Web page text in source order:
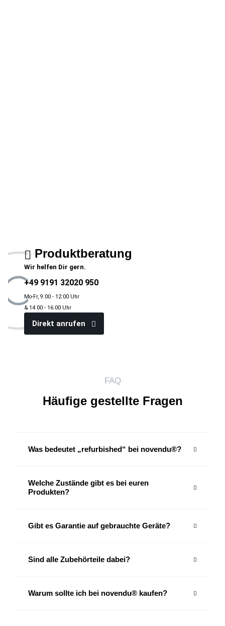
Produktberatung
Wir helfen Dir gern.
+49 9191 32020 950
Mo-Fr, 9:00 - 12:00 Uhr
& 14:00 - 16:00 Uhr
Direkt anrufen
FAQ
Häufige gestellte Fragen
Was bedeutet „refurbished“ bei novendu®?
Welche Zustände gibt es bei euren
Produkten?
Gibt es Garantie auf gebrauchte Geräte?
Sind alle Zubehörteile dabei?
Warum sollte ich bei novendu® kaufen?